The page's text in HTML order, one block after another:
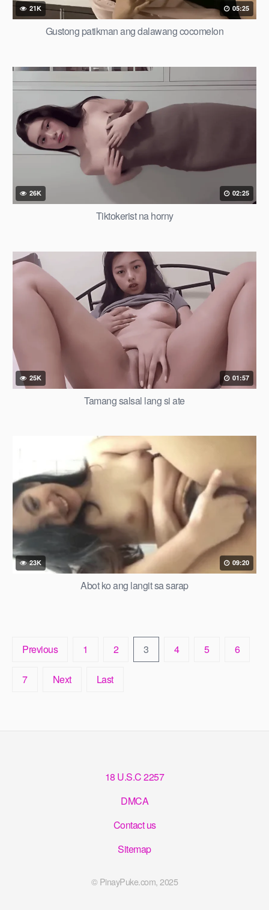
21K 05:25
Gustong patikman ang dalawang cocomelon
26K 02:25
Tiktokerist na horny
25K 01:57
Tamang salsal lang si ate
23K 09:20
Abot ko ang langit sa sarap
Previous 1 2 3 4 5 6
7 Next Last
18 U.S.C 2257
DMCA
Contact us
Sitemap
© PinayPuke.com, 2025